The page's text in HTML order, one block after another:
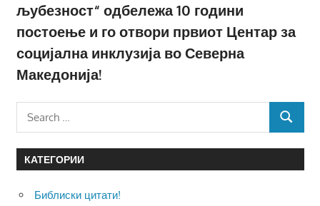
љубезност“ одбележа 10 години
постоење и го отвори првиот Центар за
социјална инклузија во Северна
Македонија!
SEARCH
КАТЕГОРИИ
Библиски цитати!